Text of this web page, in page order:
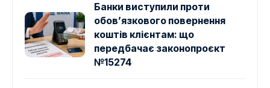
Банки виступили проти
обов’язкового повернення
коштів клієнтам: що
передбачає законопроєкт
№15274